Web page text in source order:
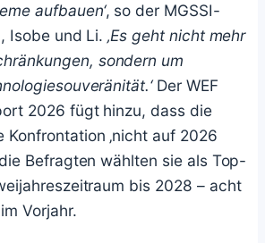
aufbauen‘, so der MGSSI-
Isobe und Li.‚Es geht nicht mehr
sondern um
Der WEF
2026 fügt hinzu, dass die
Konfrontation ‚nicht auf 2026
Befragten wählten sie als Top-
bis 2028 – acht
Vorjahr.